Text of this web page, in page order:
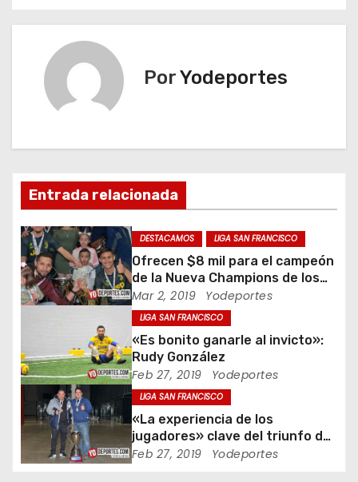
e
ó
n
d
e
n
t
r
a
PorYodeportes
Entrada relacionada
DESTACAMOS LIGA SAN FRANCISCO
Ofrecen $8 mil para el campeón
de la Nueva Champions de los
Martes
Mar 2, 2019 Yodeportes
LIGA SAN FRANCISCO
«Es bonito ganarle al invicto»:
Rudy González
Feb 27, 2019 Yodeportes
LIGA SAN FRANCISCO
«La experiencia de los
jugadores» clave del triunfo de
La Palma al Boca Jr.
Feb 27, 2019 Yodeportes